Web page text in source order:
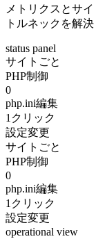
メトリクスとサ
トルネックを解
status panel
サイトごと
PHP制御
0
php.ini編集
1クリック
設定変更
サイトごと
PHP制御
0
php.ini編集
1クリック
設定変更
operational view